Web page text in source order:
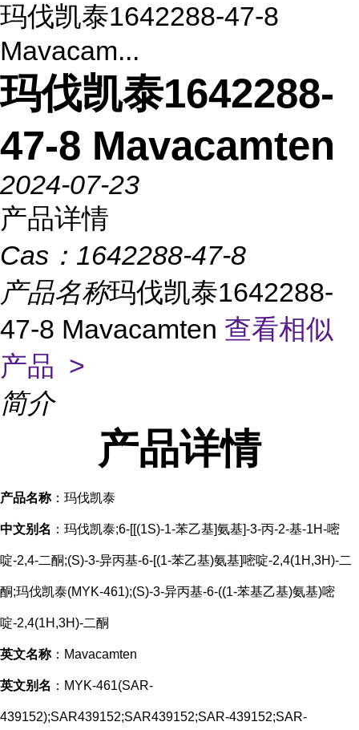
玛伐凯泰1642288-47-8
Mavacam...
玛伐凯泰1642288-
47-8 Mavacamten
2024-07-23
产品详情
Cas： 1642288-47-8
产品名称玛伐凯泰1642288-
47-8 Mavacamten 查看相似
产品 >
简介
产品详情
产品名称：玛伐凯泰
中文别名 ：玛伐凯泰;6-[[(1S)-1-苯乙基]氨基]-3-丙-2-基-1H-嘧
啶-2,4-二酮;(S)-3-异丙基-6-[(1-苯乙基)氨基]嘧啶-2,4(1H,3H)-二
酮;玛伐凯泰(MYK-461);(S)-3-异丙基-6-((1-苯基乙基)氨基)嘧
啶-2,4(1H,3H)-二酮
英文名称：Mavacamten
英文别名 ：MYK-461(SAR-
439152);SAR439152;SAR439152;SAR-439152;SAR-